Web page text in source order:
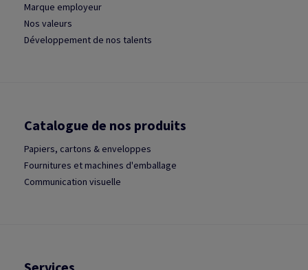
Marque employeur
Nos valeurs
Développement de nos talents
Catalogue de nos produits
Papiers, cartons & enveloppes
Fournitures et machines d'emballage
Communication visuelle